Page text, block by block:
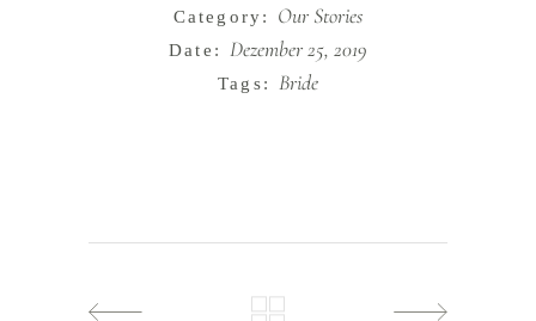
Category: Our Stories
Date: Dezember 25, 2019
Tags: Bride